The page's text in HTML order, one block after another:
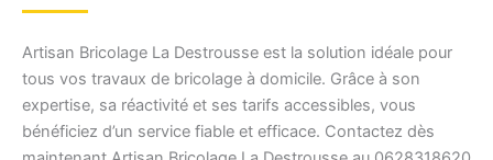
Artisan Bricolage La Destrousse est la solution idéale pour
tous vos travaux de bricolage à domicile. Grâce à son
expertise, sa réactivité et ses tarifs accessibles, vous
bénéficiez d’un service fiable et efficace. Contactez dès